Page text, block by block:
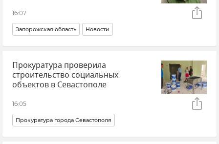
16:07
Запорожская область Новости
Евгений Балицкий Режим ЧС Атаки ВСУ
Отключение электроэнергии Отключение воды
Прокуратура проверила
строительство социальных
объектов в Севастополе
16:05
Прокуратура города Севастополя
Полиция Севастополя Новости Севастополя